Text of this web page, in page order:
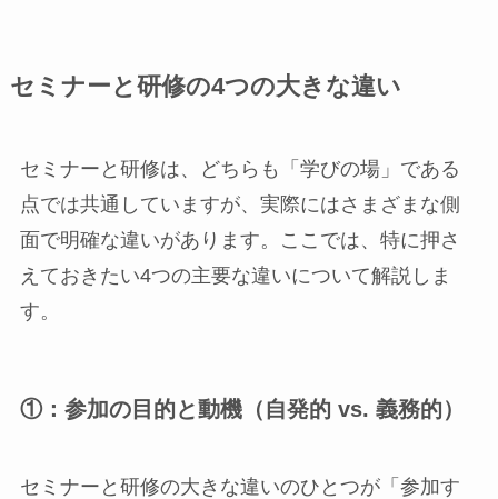
セミナーと研修の4つの大きな違い
セミナーと研修は、どちらも「学びの場」である
点では共通していますが、実際にはさまざまな側
面で明確な違いがあります。ここでは、特に押さ
えておきたい4つの主要な違いについて解説しま
す。
①：参加の目的と動機（自発的 vs. 義務的）
セミナーと研修の大きな違いのひとつが「参加す